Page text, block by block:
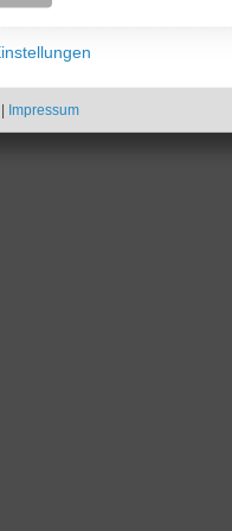
"Ja". Im Dezember
| Impressum